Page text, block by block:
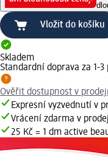
Vložit do košíku
Skladem
Standardní doprava za 1-
Ověřit dostupnost v
Expresní vyzvednutí v
Vrácení zdarma v
25 Kč = 1 dm active